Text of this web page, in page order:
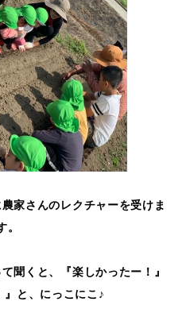
家さんのレクチャーを受けま
。
聞くと、『楽しかったー！』
』と、にっこにこ♪